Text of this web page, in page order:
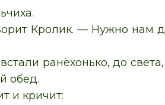
Кролик. — Нужно нам
ранёхонько, до
обед.
и кричит: